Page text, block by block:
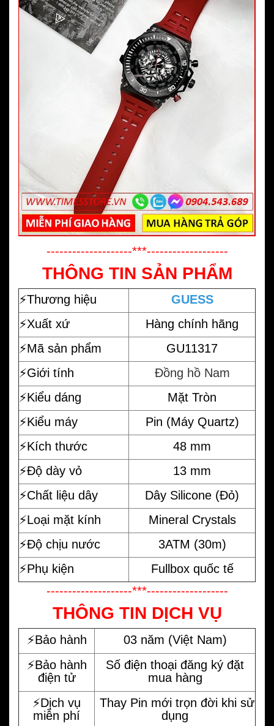
--------------------***-------------------
THÔNG TIN SẢN PHẨM
⚡️Thương hiệu
GUESS
⚡️Xuất xứ
Hàng chính hãng
⚡️Mã sản phẩm
GU11317
⚡️Giới tính
Đồng hồ Nam
⚡️Kiểu dáng
Mặt Tròn
⚡️Kiểu máy
Pin (Máy Quartz)
⚡️Kích thước
48 mm
⚡️Độ dày vỏ
13 mm
⚡️Chất liệu dây
Dây Silicone (Đỏ)
⚡️Loại mặt kính
Mineral Crystals
⚡️Độ chịu nước
3ATM (30m)
⚡️Phụ kiện
Fullbox quốc tế
--------------------***-------------------
THÔNG TIN DỊCH VỤ
⚡️Bảo hành
03 năm (Việt Nam)
⚡️Bảo hành
điện tử
Số điện thoại đăng ký đặt
mua hàng
⚡️Dịch vụ
miễn phí
Thay Pin mới trọn đời khi sử
dụng